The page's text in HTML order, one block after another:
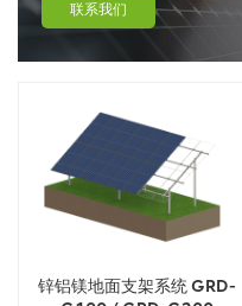
联系我们
锌铝镁地面支架系统 GRD-